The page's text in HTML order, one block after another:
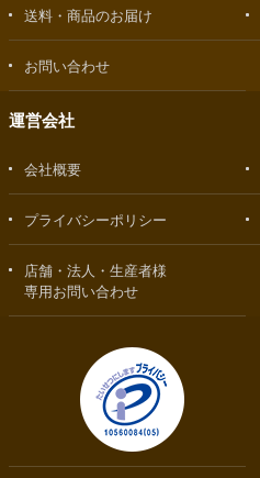
送料・商品のお届け
お問い合わせ
運営会社
会社概要
プライバシーポリシー
店舗・法人・生産者様
専用お問い合わせ